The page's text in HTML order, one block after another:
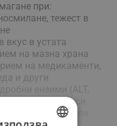
при:
тежест в
вкус в устата
на мазна храна
на медикаменти,
и други
застойни процеси
утайки или